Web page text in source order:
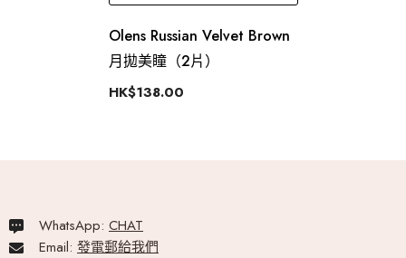
Olens Russian Velvet Brown
月拋美瞳（2片）
HK$138.00
WhatsApp: CHAT
Email: 發電郵給我們